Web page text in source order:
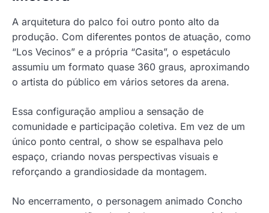
A arquitetura do palco foi outro ponto alto da
produção. Com diferentes pontos de atuação, como
“Los Vecinos” e a própria “Casita”, o espetáculo
assumiu um formato quase 360 graus, aproximando
o artista do público em vários setores da arena.
Essa configuração ampliou a sensação de
comunidade e participação coletiva. Em vez de um
único ponto central, o show se espalhava pelo
espaço, criando novas perspectivas visuais e
reforçando a grandiosidade da montagem.
No encerramento, o personagem animado Concho